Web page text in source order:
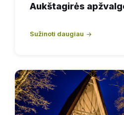
Aukštagirės
Sužinoti daugiau